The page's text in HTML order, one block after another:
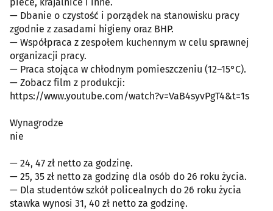
— Dbanie o czystość i porządek na stanowisku pracy
zgodnie z zasadami higieny oraz BHP.
— Współpraca z zespołem kuchennym w celu sprawnej
organizacji pracy.
— Praca stojąca w chłodnym pomieszczeniu (12–15°C).
— Zobacz film z produkcji:
https://www.youtube.com/watch?v=VaB4syvPgT4&t=1s
Wynagrodze
nie
— 24, 47 zł netto za godzinę.
— 25, 35 zł netto za godzinę dla osób do 26 roku życia.
— Dla studentów szkół policealnych do 26 roku życia
stawka wynosi 31, 40 zł netto za godzinę.